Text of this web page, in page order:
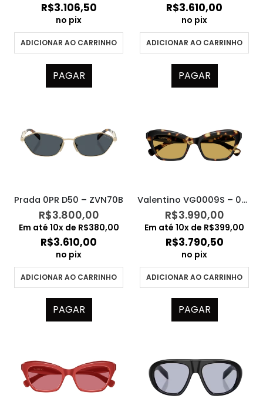
R$3.106,50
no pix
ADICIONAR AO CARRINHO
PAGAR
R$3.610,00
no pix
ADICIONAR AO CARRINHO
PAGAR
Prada 0PR D50 – ZVN70B
R$3.800,00
Em até 10x de R$380,00
R$3.610,00
no pix
ADICIONAR AO CARRINHO
PAGAR
Valentino VG0009S – 002
R$3.990,00
Em até 10x de R$399,00
R$3.790,50
no pix
ADICIONAR AO CARRINHO
PAGAR